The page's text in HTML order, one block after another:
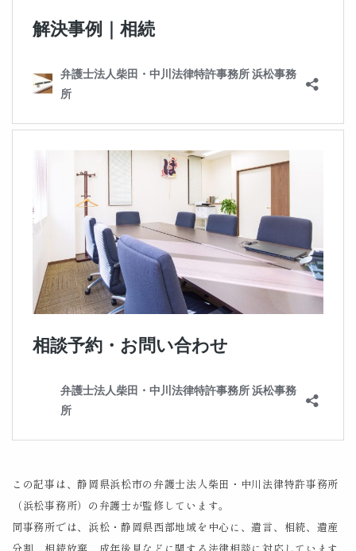
この記事は、静岡県浜松市の弁護士法人柴田・中川法律特許事務所
（浜松事務所）の弁護士が監修しています。
同事務所では、浜松・静岡県西部地域を中心に、遺言、相続、遺産